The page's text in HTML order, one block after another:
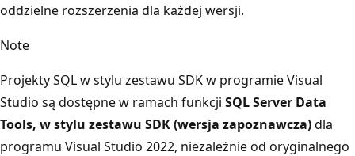
oddzielne rozszerzenia dla każdej wersji.
Note
Projekty SQL w stylu zestawu SDK w programie Visual
Studio są dostępne w ramach funkcji SQL Server Data
Tools, w stylu zestawu SDK (wersja zapoznawcza)dla
programu Visual Studio 2022, niezależnie od oryginalnego